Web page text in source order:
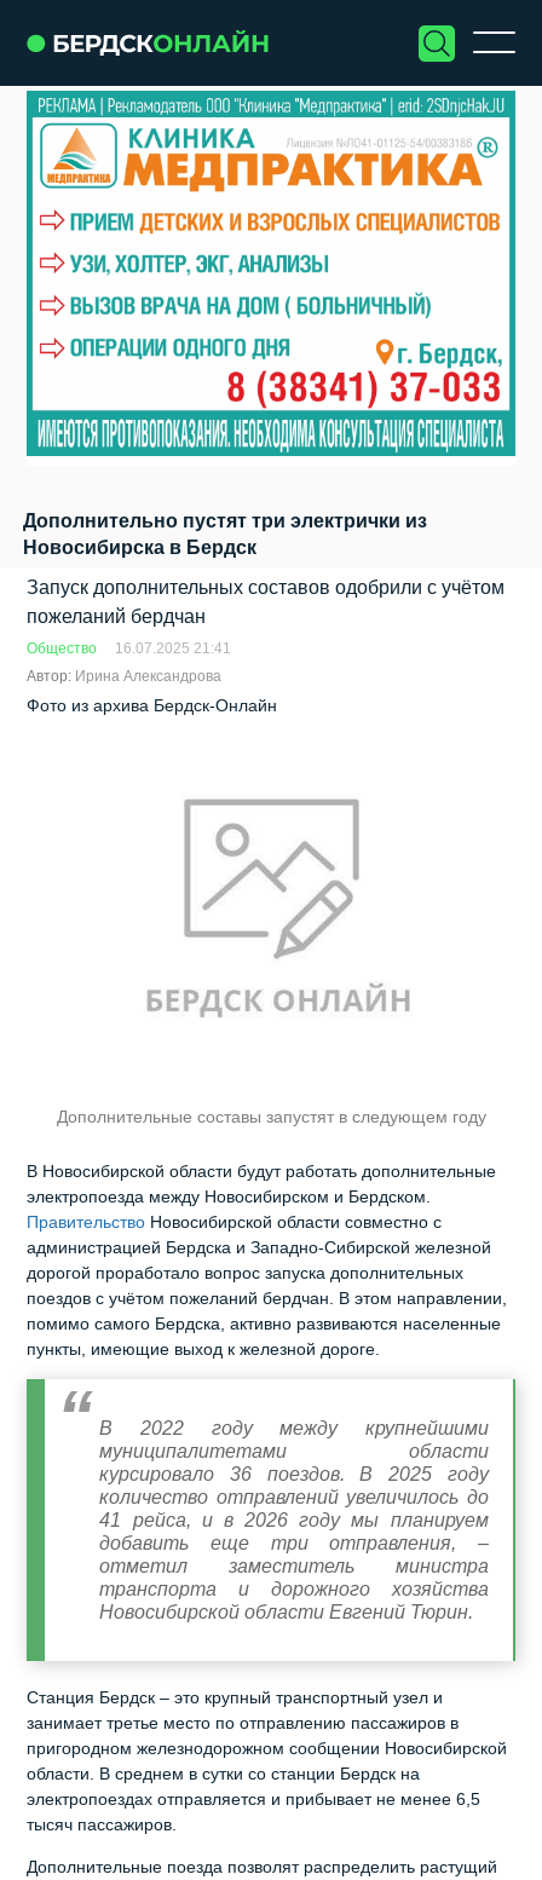
Дополнительно пустят три электрички из
Новосибирска в Бердск
Запуск дополнительных составов одобрили с учётом
пожеланий бердчан
Общество
16.07.2025 21:41
Автор: Ирина Александрова
Фото из архива Бердск-Онлайн
Дополнительные составы запустят в следующем году
В Новосибирской области будут работать дополнительные
электропоезда между Новосибирском и Бердском.
Правительство Новосибирской области совместно с
администрацией Бердска и Западно-Сибирской железной
дорогой проработало вопрос запуска дополнительных
поездов с учётом пожеланий бердчан. В этом направлении,
помимо самого Бердска, активно развиваются населенные
пункты, имеющие выход к железной дороге.
В 2022 году между крупнейшими
муниципалитетами области
курсировало 36 поездов. В 2025 году
количество отправлений увеличилось до
41 рейса, и в 2026 году мы планируем
добавить еще три отправления, –
отметил заместитель министра
транспорта и дорожного хозяйства
Новосибирской области Евгений Тюрин.
Станция Бердск – это крупный транспортный узел и
занимает третье место по отправлению пассажиров в
пригородном железнодорожном сообщении Новосибирской
области. В среднем в сутки со станции Бердск на
электропоездах отправляется и прибывает не менее 6,5
тысяч пассажиров.
Дополнительные поезда позволят распределить растущий